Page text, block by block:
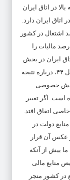
متعلق کارگاه‌های از ۱۰ نفر به بالا در اتاق ایران
ایران دارد.
سالنامه آمار نزدیک به ۸۵ درصد اشتغال در کشور
بنگاه‌های کوچک و متوسط ایجادشده و ۷۵ درصد مالیات را
ایران در بخش
تولید و صنعت فعال هستند. در مورد سیاست‌های اصل ۴۴، درباره نتیجه
خصوصی
اگر تغییر
اتفاق افتد.
دولت در
عکس آن قرار
بیش از آنکه
منابع مالی
در کشور منجر